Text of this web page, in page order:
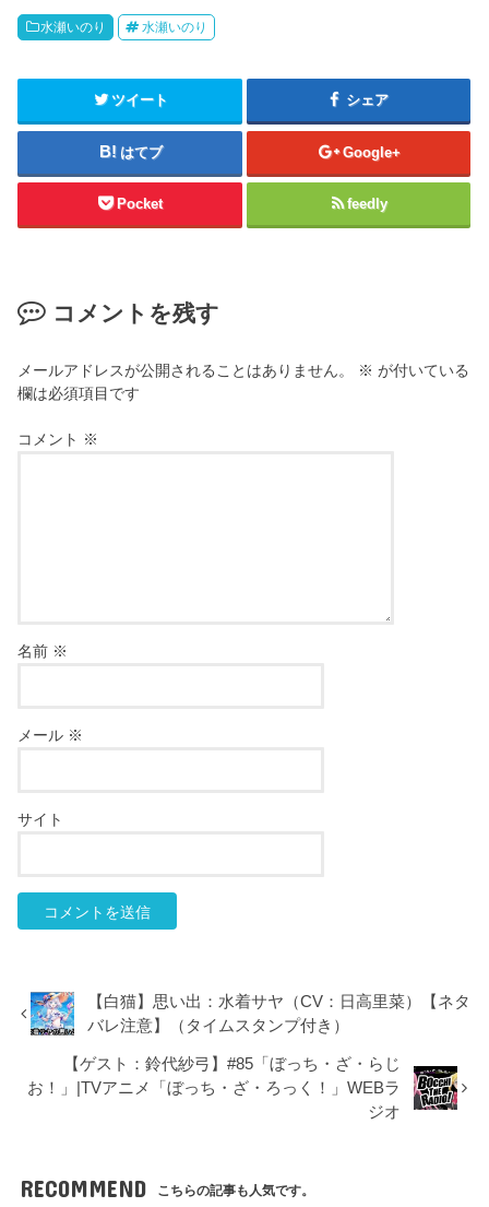
水瀬いのり 水瀬いのり
ツイート シェア
はてブ Google+
Pocket feedly
コメントを残す
メールアドレスが公開されることはありません。 ※ が付いている
欄は必須項目です
コメント ※
名前 ※
メール ※
サイト
【白猫】思い出：水着サヤ（CV：日高里菜）【ネタ
バレ注意】（タイムスタンプ付き）
【ゲスト：鈴代紗弓】#85「ぼっち・ざ・らじ
お！」|TVアニメ「ぼっち・ざ・ろっく！」WEBラ
ジオ
RECOMMEND こちらの記事も人気です。